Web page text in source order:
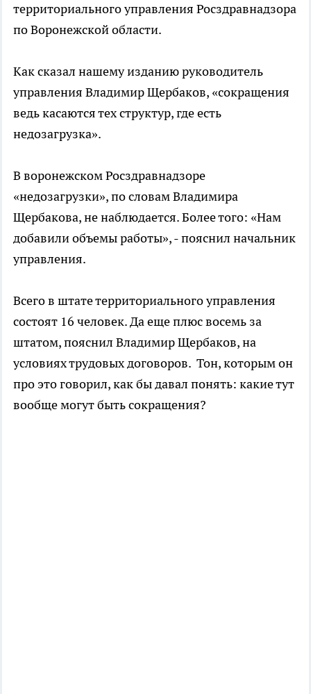
территориального управления Росздравнадзора
по Воронежской области.
Как сказал нашему изданию руководитель
управления Владимир Щербаков, «сокращения
ведь касаются тех структур, где есть
недозагрузка».
В воронежском Росздравнадзоре
«недозагрузки», по словам Владимира
Щербакова, не наблюдается. Более того: «Нам
добавили объемы работы», - пояснил начальник
управления.
Всего в штате территориального управления
состоят 16 человек. Да еще плюс восемь за
штатом, пояснил Владимир Щербаков, на
условиях трудовых договоров. Тон, которым он
про это говорил, как бы давал понять: какие тут
вообще могут быть сокращения?